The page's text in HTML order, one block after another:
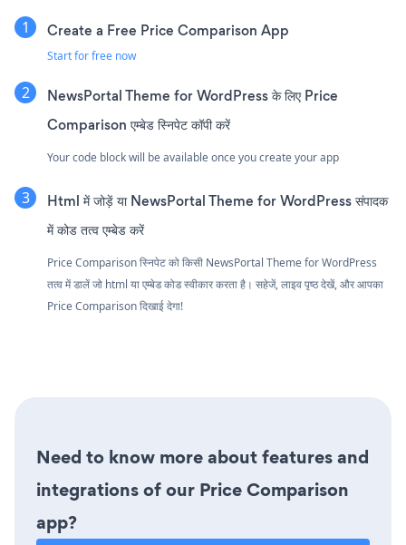
Create a Free Price Comparison App
Start for free now
NewsPortal Theme for WordPress के लिए Price
Comparison एम्बेड स्निपेट कॉपी करें
Your code block will be available once you create your app
Html में जोड़ें या NewsPortal Theme for WordPress संपादक
में कोड तत्व एम्बेड करें
Price Comparison स्निपेट को किसी NewsPortal Theme for WordPress
तत्व में डालें जो html या एम्बेड कोड स्वीकार करता है। सहेजें, लाइव पृष्ठ देखें, और आपका
Price Comparison दिखाई देगा!
Need to know more about features and
integrations of our Price Comparison
app?